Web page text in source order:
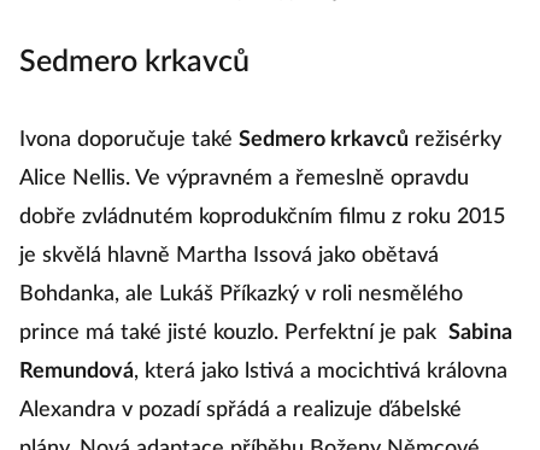
Sedmero krkavců
Ivona doporučuje také Sedmero krkavců režisérky
Alice Nellis. Ve výpravném a řemeslně opravdu
dobře zvládnutém koprodukčním filmu z roku 2015
je skvělá hlavně Martha Issová jako obětavá
Bohdanka, ale Lukáš Příkazký v roli nesmělého
prince má také jisté kouzlo. Perfektní je pak Sabina
Remundová, která jako lstivá a mocichtivá královna
Alexandra v pozadí spřádá a realizuje ďábelské